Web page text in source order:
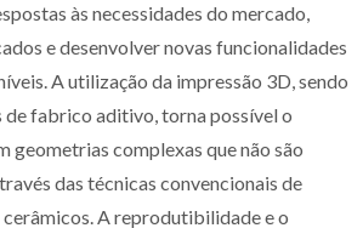
às necessidades do mercado,
e desenvolver novas funcionalidades
A utilização da impressão 3D, sendo
de fabrico aditivo, torna possível o
geometrias complexas que não são
das técnicas convencionais de
A reprodutibilidade e o